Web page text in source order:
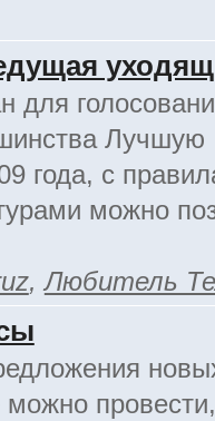
для
Лучшую
года, с
можно
,Любитель
можно